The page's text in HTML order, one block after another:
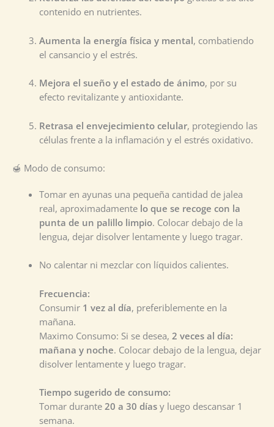
contenido en nutrientes.
Aumenta la energía física y mental, combatiendo
el cansancio y el estrés.
Mejora el sueño y el estado de ánimo, por su
efecto revitalizante y antioxidante.
Retrasa el envejecimiento celular, protegiendo las
células frente a la inflamación y el estrés oxidativo.
🍯 Modo de consumo:
Tomar en ayunas una pequeña cantidad de jalea
real, aproximadamente lo que se recoge con la
punta de un palillo limpio. Colocar debajo de la
lengua, dejar disolver lentamente y luego tragar.
No calentar ni mezclar con líquidos calientes.
Frecuencia:
Consumir 1 vez al día, preferiblemente en la
mañana.
Maximo Consumo: Si se desea, 2 veces al día:
mañana y noche. Colocar debajo de la lengua, dejar
disolver lentamente y luego tragar.
Tiempo sugerido de consumo:
Tomar durante 20 a 30 díasy luego descansar 1
semana.